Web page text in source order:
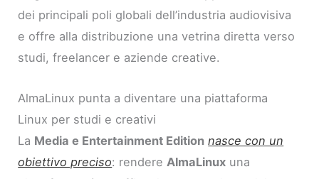
dei principali poli globali dell’industria audiovisiva
e offre alla distribuzione una vetrina diretta verso
studi, freelancer e aziende creative.
AlmaLinux punta a diventare una piattaforma
Linux per studi e creativi
La Media e Entertainment Edition nasce con un
obiettivo preciso: rendere AlmaLinux una